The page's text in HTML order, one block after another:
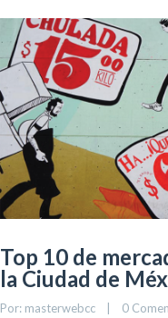
Top 10 de
la Ciudad de
Por: masterwebcc 0